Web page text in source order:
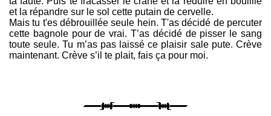
et la répandre sur le sol cette putain de cervelle.
Mais tu t'es débrouillée seule hein. T'as décidé de percuter
cette bagnole pour de vrai. T’as décidé de pisser le sang
toute seule. Tu m’as pas laissé ce plaisir sale pute. Crève
maintenant. Crève s’il te plait, fais ça pour moi.